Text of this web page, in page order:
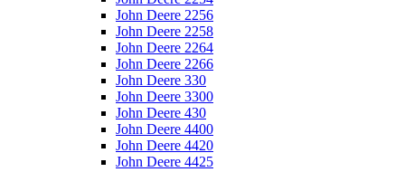
John Deere 2256
John Deere 2258
John Deere 2264
John Deere 2266
John Deere 330
John Deere 3300
John Deere 430
John Deere 4400
John Deere 4420
John Deere 4425